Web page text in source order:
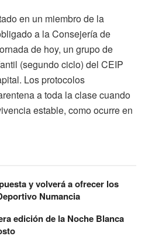
en un miembro de la
a la Consejería de
de hoy, un grupo de
(segundo ciclo) del CEIP
Los protocolos
a toda la clase cuando
estable, como ocurre en
y volverá a ofrecer los
Numancia
edición de la Noche Blanca